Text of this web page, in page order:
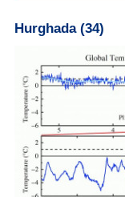
Hurghada (34)